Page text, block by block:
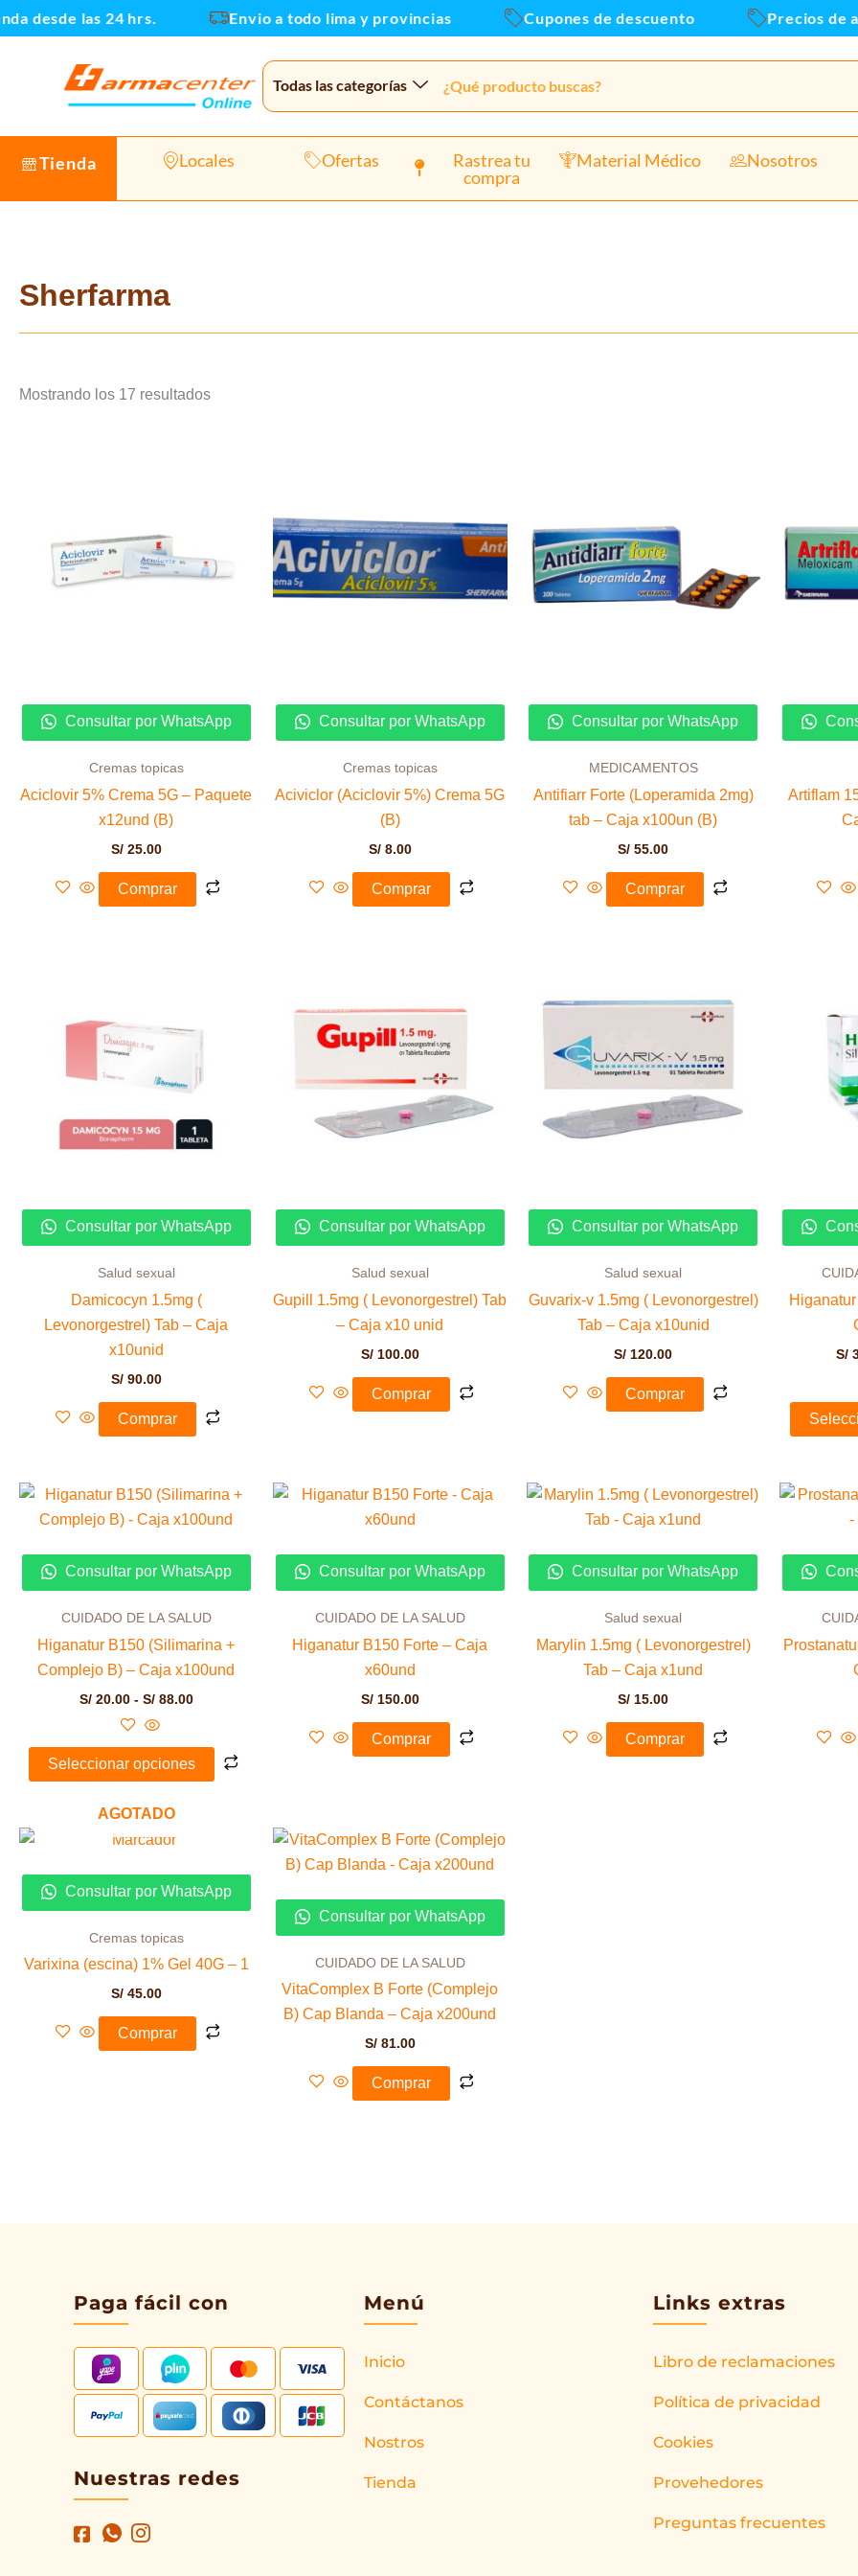
al
desde las 24 hrs. Envio a todo lima y provincias Cupones de descuento Precios de
Todas las categorías
Tienda Locales Ofertas
Rastrea tu
compra
Material Médico Nosotros
Sherfarma
Mostrando los 17 resultados
Consultar por WhatsApp
Cremas topicas
Aciclovir 5% Crema 5G – Paquete
x12und (B)
S/25.00
Comprar
Consultar por WhatsApp
Cremas topicas
Aciviclor (Aciclovir 5%) Crema 5G
(B)
S/8.00
Comprar
Consultar por WhatsApp
MEDICAMENTOS
Antifiarr Forte (Loperamida 2mg)
tab – Caja x100un (B)
S/ 55.00
Comprar
Artiflam
Consultar por WhatsApp
Salud sexual
Damicocyn 1.5mg (
Levonorgestrel) Tab – Caja
x10unid
S/90.00
Comprar
Consultar por WhatsApp
Salud sexual
Gupill 1.5mg ( Levonorgestrel) Tab
– Caja x10 unid
S/100.00
Comprar
Consultar por WhatsApp
Salud sexual
Guvarix-v 1.5mg ( Levonorgestrel)
Tab – Caja x10unid
S/ 120.00
Comprar
S/
Consultar por WhatsApp
CUIDADO DE LA SALUD
Higanatur B150 (Silimarina +
Complejo B) – Caja x100und
S/20.00 - S/88.00
Rango
precios:
S/ 20.00
hasta
S/ 88.00
Seleccionar opciones
múltiples
variantes.
opciones
producto
Consultar por WhatsApp
CUIDADO DE LA SALUD
Higanatur B150 Forte – Caja
x60und
S/150.00
Comprar
Consultar por WhatsApp
Salud sexual
Marylin 1.5mg ( Levonorgestrel)
Tab – Caja x1und
S/ 15.00
Comprar
AGOTADO
Consultar por WhatsApp
Cremas topicas
Varixina (escina) 1% Gel 40G – 1
S/45.00
Comprar
Consultar por WhatsApp
CUIDADO DE LA SALUD
VitaComplex B Forte (Complejo
B) Cap Blanda – Caja x200und
S/81.00
Comprar
Paga fácil con
Nuestras redes
Menú
Inicio
Contáctanos
Nostros
Tienda
Links extras
Libro de reclamaciones
Política de privacidad
Cookies
Provehedores
Preguntas frecuentes